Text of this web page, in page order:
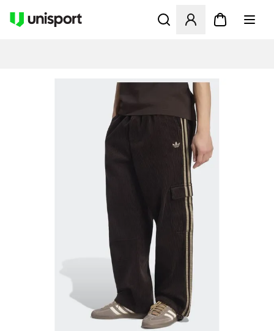
Åbner en Modal til at